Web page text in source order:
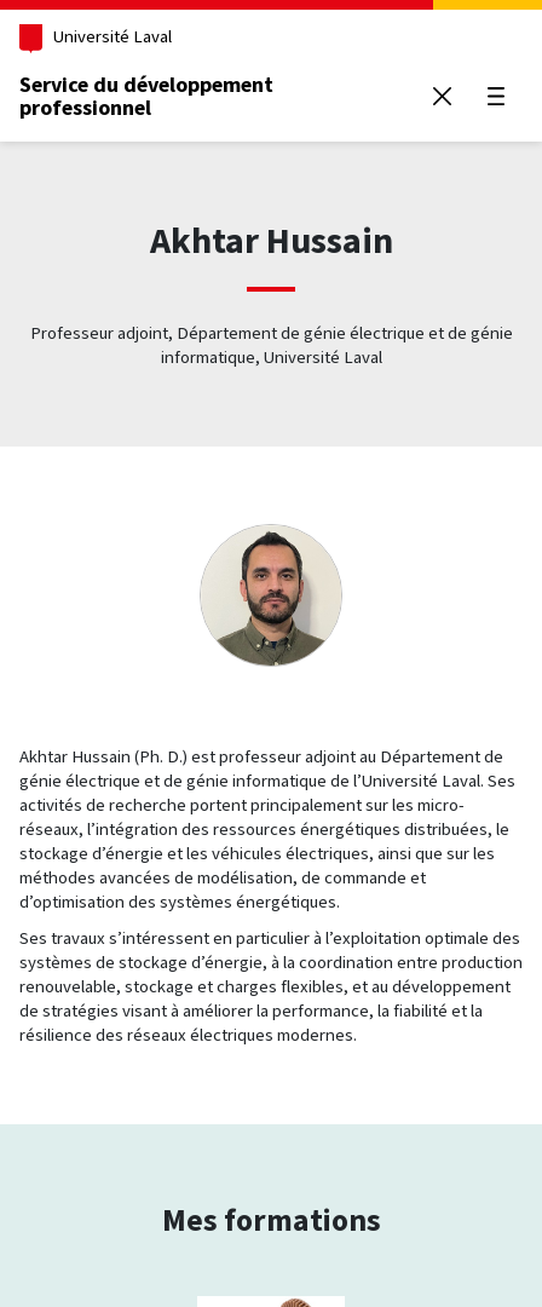
Aller au contenu principal
Université Laval
Service du développement
professionnel
Akhtar Hussain
Professeur adjoint, Département de génie électrique et de génie
informatique, Université Laval
Akhtar Hussain (Ph. D.) est professeur adjoint au Département de
génie électrique et de génie informatique de l’Université Laval. Ses
activités de recherche portent principalement sur les micro-
réseaux, l’intégration des ressources énergétiques distribuées, le
stockage d’énergie et les véhicules électriques, ainsi que sur les
méthodes avancées de modélisation, de commande et
d’optimisation des systèmes énergétiques.
Ses travaux s’intéressent en particulier à l’exploitation optimale des
systèmes de stockage d’énergie, à la coordination entre production
renouvelable, stockage et charges flexibles, et au développement
de stratégies visant à améliorer la performance, la fiabilité et la
résilience des réseaux électriques modernes.
Mes formations